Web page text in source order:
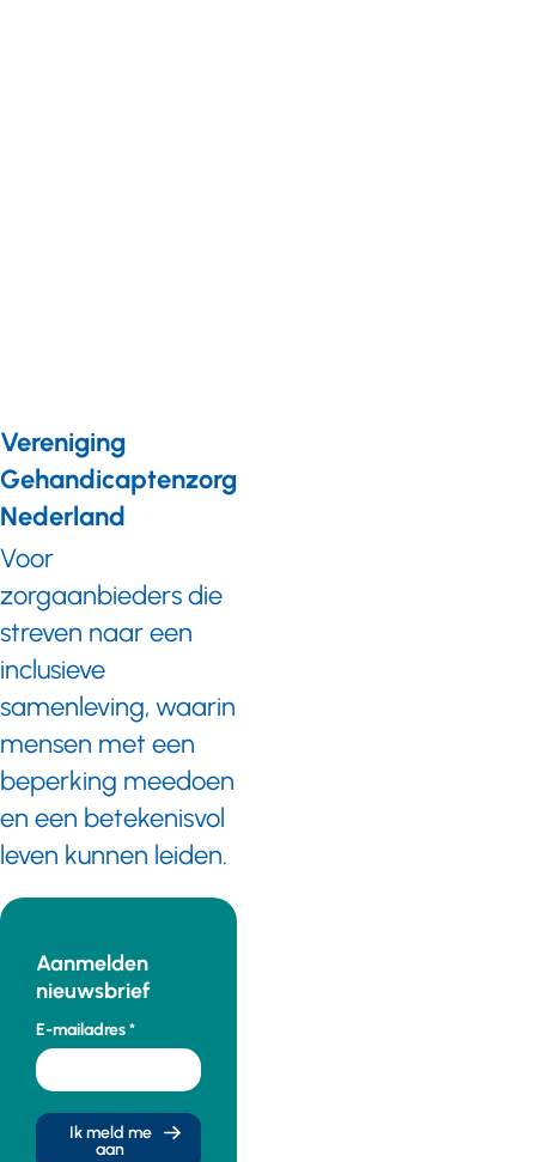
Vereniging
Gehandicaptenzorg
Nederland
Voor
zorgaanbieders die
streven naar een
inclusieve
samenleving, waarin
mensen met een
beperking meedoen
en een betekenisvol
leven kunnen leiden.
Aanmelden
nieuwsbrief
E-mailadres
Ik meld me
aan